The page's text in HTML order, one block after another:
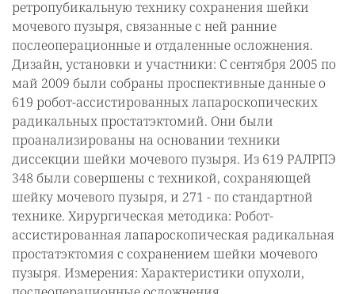
ретропубикальную технику сохранения шейки
мочевого пузыря, связанные с ней ранние
послеоперационные и отдаленные осложнения.
Дизайн, установки и участники: С сентября 2005 по
май 2009 были собраны проспективные данные о
619 робот-ассистированных лапароскопических
радикальных простатэктомий. Они были
проанализированы на основании техники
диссекции шейки мочевого пузыря. Из 619 РАЛРПЭ
348 были совершены с техникой, сохраняющей
шейку мочевого пузыря, и 271 - по стандартной
технике. Хирургическая методика: Робот-
ассистированная лапароскопическая радикальная
простатэктомия с сохранением шейки мочевого
пузыря. Измерения: Характеристики опухоли,